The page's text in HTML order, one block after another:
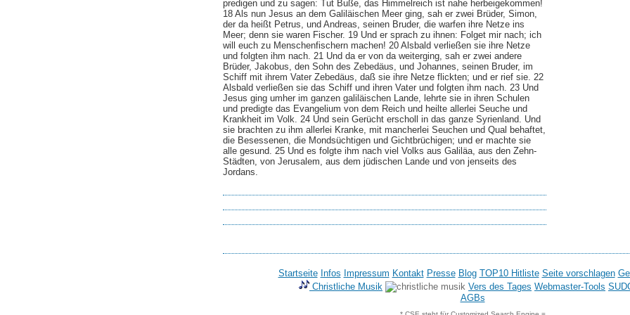
predigen und zu sagen: Tut Buße, das Himmelreich ist nahe herbeigekommen!
18 Als nun Jesus an dem Galiläischen Meer ging, sah er zwei Brüder, Simon,
der da heißt Petrus, und Andreas, seinen Bruder, die warfen ihre Netze ins
Meer; denn sie waren Fischer. 19 Und er sprach zu ihnen: Folget mir nach; ich
will euch zu Menschenfischern machen! 20 Alsbald verließen sie ihre Netze
und folgten ihm nach. 21 Und da er von da weiterging, sah er zwei andere
Brüder, Jakobus, den Sohn des Zebedäus, und Johannes, seinen Bruder, im
Schiff mit ihrem Vater Zebedäus, daß sie ihre Netze flickten; und er rief sie. 22
Alsbald verließen sie das Schiff und ihren Vater und folgten ihm nach. 23 Und
Jesus ging umher im ganzen galiläischen Lande, lehrte sie in ihren Schulen
und predigte das Evangelium von dem Reich und heilte allerlei Seuche und
Krankheit im Volk. 24 Und sein Gerücht erscholl in das ganze Syrienland. Und
sie brachten zu ihm allerlei Kranke, mit mancherlei Seuchen und Qual behaftet,
die Besessenen, die Mondsüchtigen und Gichtbrüchigen; und er machte sie
alle gesund. 25 Und es folgte ihm nach viel Volks aus Galiläa, aus den Zehn-
Städten, von Jerusalem, aus dem jüdischen Lande und von jenseits des
Jordans.
Startseite Infos Impressum Kontakt Presse Blog TOP10 Hitliste Seite vorschlagen
Christliche Musik
Vers des Tages Webmaster-Tools
AGBs